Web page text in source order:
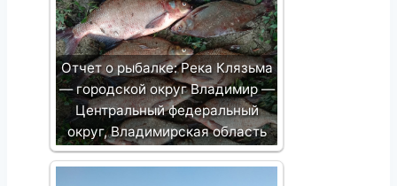
Отчет о рыбалке: Река Клязьма
— городской округ Владимир —
Центральный федеральный
округ, Владимирская область